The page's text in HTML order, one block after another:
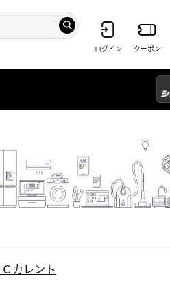
ログイン クーポン
カレント